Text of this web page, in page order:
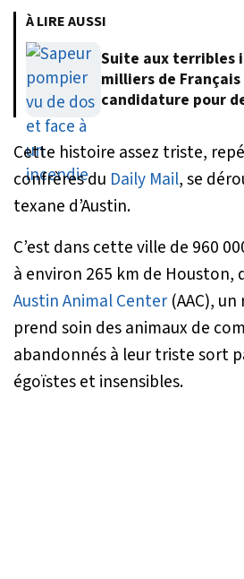
À LIRE AUSSI
Suite aux terribles
milliers de
candidature pour
Cette histoire assez triste,
confrères du Daily Mail, se
texane d’Austin.
C’est dans cette ville de 960
à environ 265 km de Houston,
Austin Animal Center (AAC),
prend soin des animaux de
abandonnés à leur triste sort
égoïstes et insensibles.